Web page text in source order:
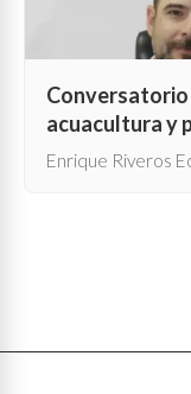
Conversatorio
acuacultura y
Enrique Riveros